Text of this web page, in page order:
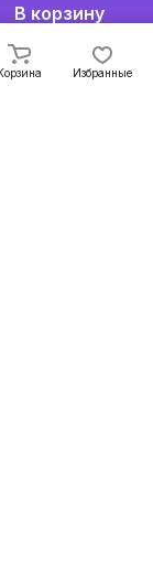
В корзину
Избранные